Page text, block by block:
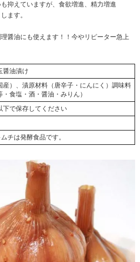
抑えていますが、食欲増進、精力増進
ます。
醤油にも使えます！！今やリピーター急上
醤油漬け
産）、漬原材料（唐辛子・にんにく）調味料
・食塩・酒・醤油・みりん）
で保存してください
チは発酵食品です。